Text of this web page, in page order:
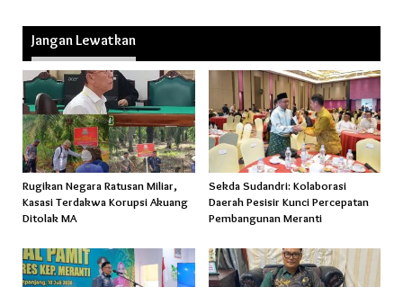
Jangan Lewatkan
Rugikan Negara Ratusan Miliar,
Kasasi Terdakwa Korupsi Akuang
Ditolak MA
Sekda Sudandri: Kolaborasi
Daerah Pesisir Kunci Percepatan
Pembangunan Meranti